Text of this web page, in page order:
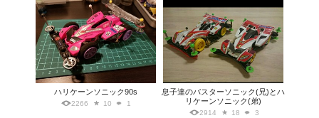
ハリケーンソニック90s
2266 10 1
息子達のバスターソニック(兄)とハ
リケーンソニック(弟)
2914 18 3